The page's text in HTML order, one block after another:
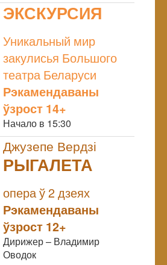
ЭКСКУРСИЯ
Уникальный мир
закулисья Большого
театра Беларуси
Рэкамендаваны
ўзрост 14+
Начало в 15:30
Джузепе Вердзі
РЫГАЛЕТА
опера ў 2 дзеях
Рэкамендаваны
ўзрост 12+
Дирижер – Владимир
Оводок